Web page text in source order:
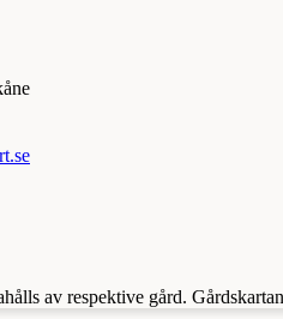
av respektive gård.